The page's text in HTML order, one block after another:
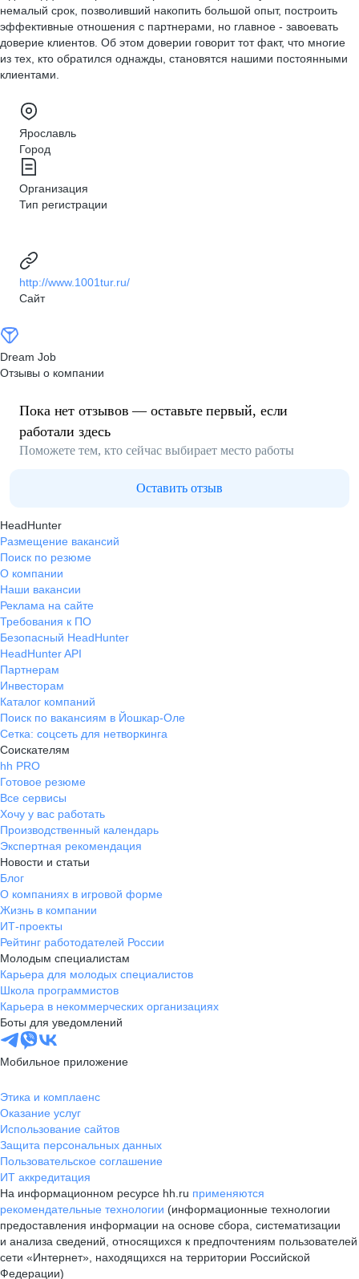
немалый срок, позволивший накопить большой опыт, построить
эффективные отношения с партнерами, но главное - завоевать
доверие клиентов. Об этом доверии говорит тот факт, что многие
из тех, кто обратился однажды, становятся нашими постоянными
клиентами.
Ярославль
Город
Организация
Тип регистрации
http://www.1001tur.ru/
Сайт
Dream Job
Отзывы о компании
Пока нет отзывов — оставьте первый, если
работали здесь
Поможете тем, кто сейчас выбирает место работы
Оставить отзыв
HeadHunter
Размещение вакансий
Поиск по резюме
О компании
Наши вакансии
Реклама на сайте
Требования к ПО
Безопасный HeadHunter
HeadHunter API
Партнерам
Инвесторам
Каталог компаний
Поиск по вакансиям в Йошкар-Оле
Сетка: соцсеть для нетворкинга
Соискателям
hh PRO
Готовое резюме
Все сервисы
Хочу у вас работать
Производственный календарь
Экспертная рекомендация
Новости и статьи
Блог
О компаниях в игровой форме
Жизнь в компании
ИТ-проекты
Рейтинг работодателей России
Молодым специалистам
Карьера для молодых специалистов
Школа программистов
Карьера в некоммерческих организациях
Боты для уведомлений
Мобильное приложение
Этика и комплаенс
Оказание услуг
Использование сайтов
Защита персональных данных
Пользовательское соглашение
ИТ аккредитация
На информационном ресурсе hh.ru применяются
рекомендательные технологии (информационные технологии
предоставления информации на основе сбора, систематизации
и анализа сведений, относящихся к предпочтениям пользователей
сети «Интернет», находящихся на территории Российской
Федерации)